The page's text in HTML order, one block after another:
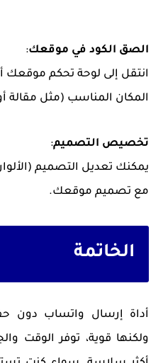
الصق الكود في موقعك:
انتقل إلى لوحة تحكم موقعك
المكان المناسب (مثل مقالة
تخصيص التصميم:
يمكنك تعديل التصميم
مع تصميم موقعك.
الخاتمة
أداة إرسال واتساب دون
ولكنها قوية، توفر الوقت